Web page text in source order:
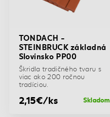
TONDACH -
STEINBRUCK základná
Slovínsko PP00
Škridla tradičného tvaru s
viac ako 200 ročnou
tradíciou.
2,15€/ks Skladom